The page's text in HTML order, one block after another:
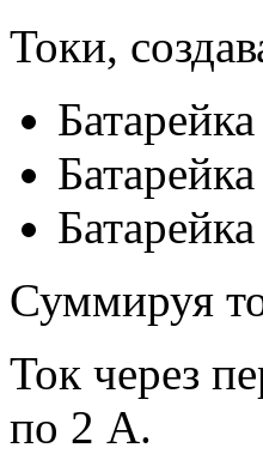
Токи,
Суммируя
Ток через
по 2 А.